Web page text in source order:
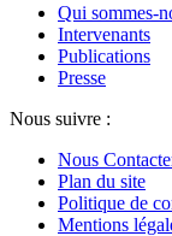
Qui sommes-
Intervenants
Publications
Presse
Nous suivre :
Nous
Plan du site
Politique de
Mentions